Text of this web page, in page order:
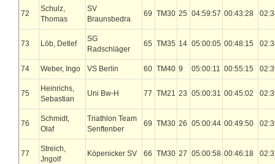
72
Schulz,
Thomas
SV
Braunsbedra
69 TM30 25 04:59:57 00:43:28
73 Löb, Detlef
SG
Radschläger
65 TM35 14 05:00:05 00:48:15
74 Weber, Ingo VS Berlin 60 TM40 9 05:00:11 00:55:15
75
Heinrichs,
Sebastian
Uni Bw-H 77 TM21 23 05:00:31 00:45:02
76
Schmidt,
Olaf
Triathlon Team
Senftenber
69 TM30 26 05:00:44 00:49:50
77
Streich,
Jngolf
Köpenicker SV 66 TM30 27 05:00:58 00:46:18